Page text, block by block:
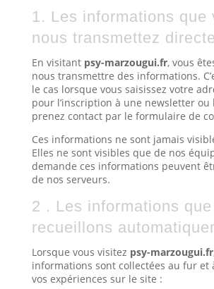
1. Les informations que
nous transmettez
En visitant psy-marzougui.fr, vous
nous transmettre des informations.
le cas lorsque vous saisissez votre
pour l’inscription à une newsletter ou
prenez contact par le formulaire de
Ces informations ne sont jamais
Elles ne sont visibles que de nos
demande ces informations peuvent
de nos serveurs.
2 . Les informations
recueillons
Lorsque vous visitez psy-marzougui.fr
informations sont collectées au fur et
vos expériences sur le site :